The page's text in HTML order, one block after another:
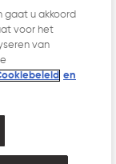
shop?
gaat u akkoord
voor het
van
en